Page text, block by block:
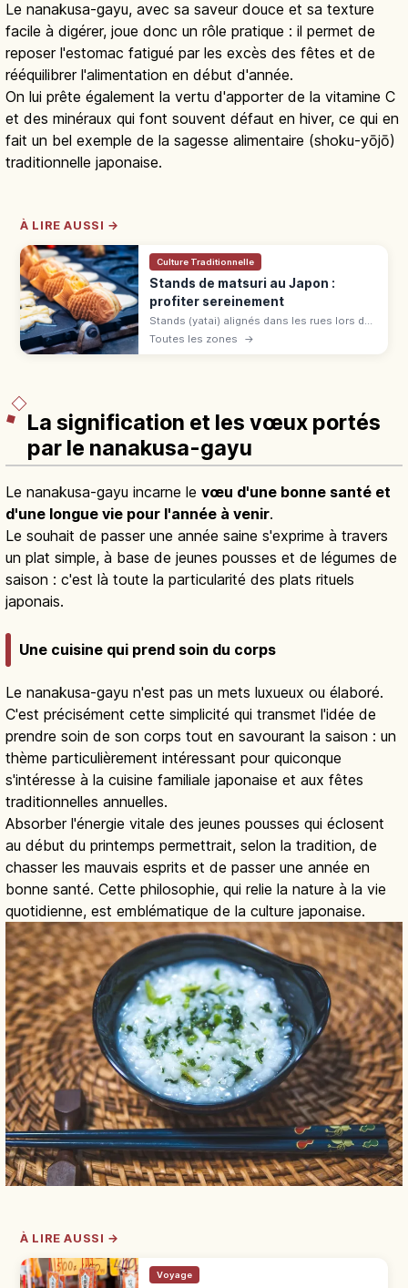
Le nanakusa-gayu, avec sa saveur douce et sa texture
facile à digérer, joue donc un rôle pratique : il permet de
reposer l'estomac fatigué par les excès des fêtes et de
rééquilibrer l'alimentation en début d'année.
On lui prête également la vertu d'apporter de la vitamine C
et des minéraux qui font souvent défaut en hiver, ce qui en
fait un bel exemple de la sagesse alimentaire (shoku-yōjō)
traditionnelle japonaise.
À LIRE AUSSI →
Culture Traditionnelle
Stands de matsuri au Japon :
profiter sereinement
Stands (yatai) alignés dans les rues lors des
matsuri japonais du printemps à l'automne :
Toutes les zones →
La signification et les vœux portés
par le nanakusa-gayu
Le nanakusa-gayu incarne le vœu d'une bonne santé et
d'une longue vie pour l'année à venir.
Le souhait de passer une année saine s'exprime à travers
un plat simple, à base de jeunes pousses et de légumes de
saison : c'est là toute la particularité des plats rituels
japonais.
Une cuisine qui prend soin du corps
Le nanakusa-gayu n'est pas un mets luxueux ou élaboré.
C'est précisément cette simplicité qui transmet l'idée de
prendre soin de son corps tout en savourant la saison : un
thème particulièrement intéressant pour quiconque
s'intéresse à la cuisine familiale japonaise et aux fêtes
traditionnelles annuelles.
Absorber l'énergie vitale des jeunes pousses qui éclosent
au début du printemps permettrait, selon la tradition, de
chasser les mauvais esprits et de passer une année en
bonne santé. Cette philosophie, qui relie la nature à la vie
quotidienne, est emblématique de la culture japonaise.
À LIRE AUSSI →
Voyage